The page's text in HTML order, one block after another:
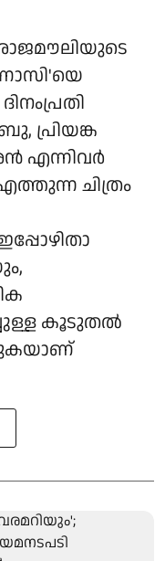
പ്രിയങ്ക
എന്നിവർ
ചിത്രം
കൂടുതൽ